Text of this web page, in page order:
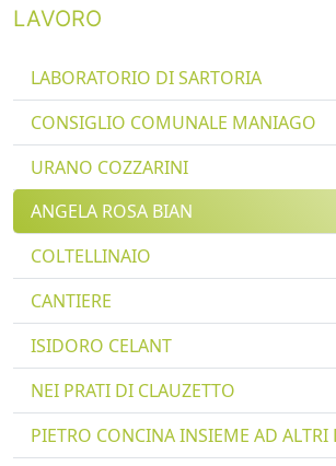
LAVORO
LABORATORIO DI SARTORIA
CONSIGLIO COMUNALE MANIAGO
URANO COZZARINI
ANGELA ROSA BIAN
COLTELLINAIO
CANTIERE
ISIDORO CELANT
NEI PRATI DI CLAUZETTO
PIETRO CONCINA INSIEME AD ALTRI